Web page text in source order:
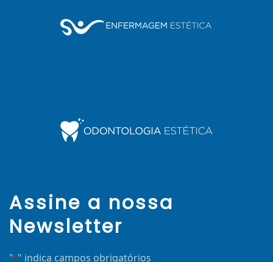
Assine a nossa
Newsletter
"*" indica campos obrigatórios